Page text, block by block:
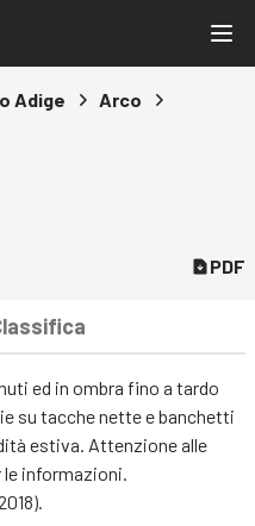
Adige
Arco
PDF
ed in ombra fino a tardo
su tacche nette e banchetti
estiva. Attenzione alle
le informazioni.